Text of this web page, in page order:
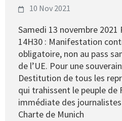
10 Nov 2021
Samedi 13 novembre 2021
14H30 : Manifestation
obligatoire, non au pass
de l’UE. Pour une
Destitution de tous les
qui trahissent le peuple de
immédiate des
Charte de Munich